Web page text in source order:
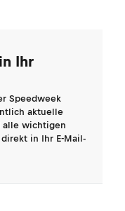
Ihr
Speedweek
aktuelle
alle wichtigen
in Ihr E-Mail-